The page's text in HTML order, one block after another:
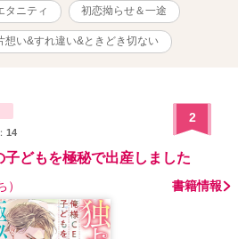
タニティ 初恋拗らせ＆一途
想い&すれ違い&ときどき切ない
14
2
どもを極秘で出産しました
書籍情報